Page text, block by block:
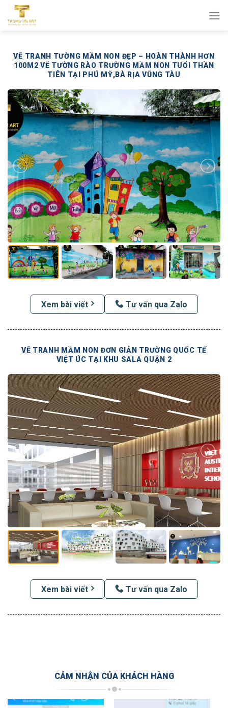
qua
VẼ TRANH TƯỜNG MẦM NON ĐẸP – HOÀN THÀNH HƠN
100M2 VẼ TƯỜNG RÀO TRƯỜNG MẦM NON TUỔI THẦN
TIÊN TẠI PHÚ MỸ,BÀ RỊA VŨNG TÀU
Xem bài viết Tư vấn qua Zalo
VẼ TRANH MẦM NON ĐƠN GIẢN TRƯỜNG QUỐC TẾ
VIỆT ÚC TẠI KHU SALA QUẬN 2
Xem bài viết Tư vấn qua Zalo
CẢM NHẬN CỦA KHÁCH HÀNG